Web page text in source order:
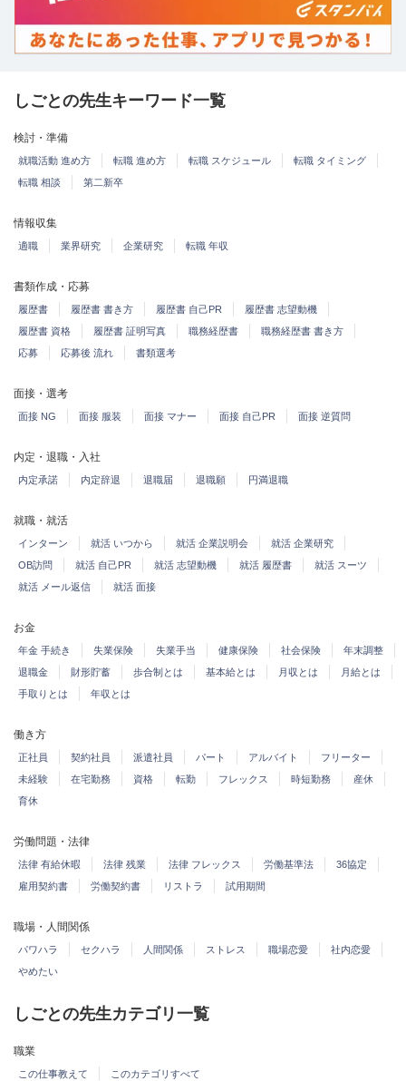
しごとの先生キーワード一覧
検討・準備
就職活動 進め方 転職 進め方 転職 スケジュール
転職 タイミング
転職 相談
第二新卒
情報収集
適職 業界研究 企業研究 転職 年収
書類作成・応募
履歴書 履歴書 書き方 履歴書 自己PR
履歴書 志望動機
履歴書 資格
履歴書 証明写真 職務経歴書
職務経歴書 書き方
応募
応募後 流れ 書類選考
面接・選考
面接 NG 面接 服装 面接 マナー 面接 自己PR 面接 逆質問
内定・退職・入社
内定承諾 内定辞退 退職届 退職願 円満退職
就職・就活
インターン 就活 いつから 就活 企業説明会
就活 企業研究
OB訪問
就活 自己PR 就活 志望動機 就活 履歴書
就活 スーツ
就活 メール返信
就活 面接
お金
年金 手続き 失業保険 失業手当 健康保険 社会保険
年末調整
退職金
財形貯蓄 歩合制とは 基本給とは 月収とは
月給とは
手取りとは
年収とは
働き方
正社員 契約社員 派遣社員 パート アルバイト
フリーター
未経験
在宅勤務 資格 転勤 フレックス 時短勤務
産休
育休
労働問題・法律
法律 有給休暇 法律 残業 法律 フレックス 労働基準法
36協定
雇用契約書
労働契約書 リストラ 試用期間
職場・人間関係
パワハラ セクハラ 人間関係 ストレス 職場恋愛
社内恋愛
やめたい
しごとの先生カテゴリ一覧
職業
この仕事教えて このカテゴリすべて